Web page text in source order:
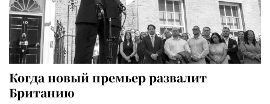
Когда новый премьер развалит
Британию